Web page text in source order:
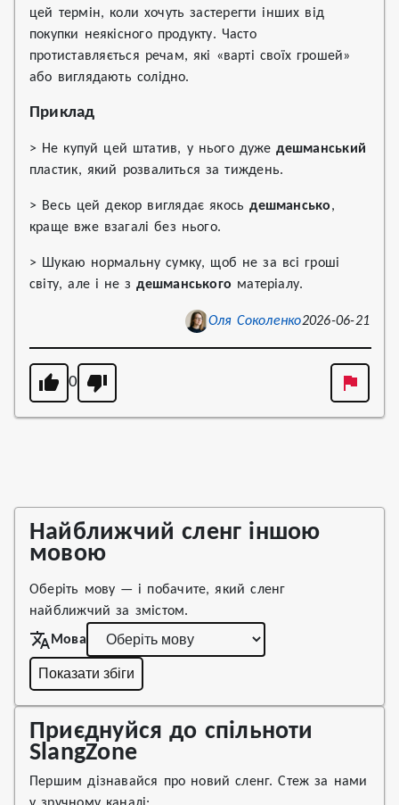
цей термін, коли хочуть застерегти інших від
покупки неякісного продукту. Часто
протиставляється речам, які «варті своїх грошей»
або виглядають солідно.
Приклад
> Не купуй цей штатив, у нього дужедешманський
пластик, який розвалиться за тиждень.
> Весь цей декор виглядає якосьдешмансько,
краще вже взагалі без нього.
> Шукаю нормальну сумку, щоб не за всі гроші
світу, але і не здешманського матеріалу.
Оля Соколенко2026-06-21
0
Найближчий сленг іншою
мовою
Оберіть мову — і побачите, який сленг
найближчий за змістом.
Мова
Показати збіги
Приєднуйся до спільноти
SlangZone
Першим дізнавайся про новий сленг. Стеж за нами